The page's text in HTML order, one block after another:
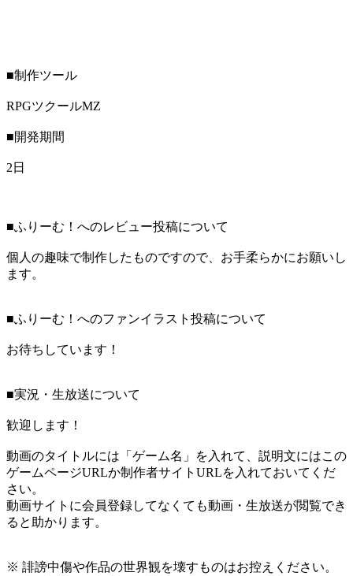
■制作ツール
RPGツクールMZ
■開発期間
2日
■ふりーむ！へのレビュー投稿について
個人の趣味で制作したものですので、お手柔らかにお願いし
ます。
■ふりーむ！へのファンイラスト投稿について
お待ちしています！
■実況・生放送について
歓迎します！
動画のタイトルには「ゲーム名」を入れて、説明文にはこの
ゲームページURLか制作者サイトURLを入れておいてくだ
さい。
動画サイトに会員登録してなくても動画・生放送が閲覧でき
ると助かります。
※ 誹謗中傷や作品の世界観を壊すものはお控えください。